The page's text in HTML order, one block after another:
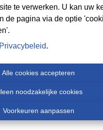
te verwerken. U kan uw
de pagina via de optie
Privacybeleid.
Alle cookies accepteren
noodzakelijke cookies
Voorkeuren aanpassen
Tel.: +32 86 218080
info@cosseimmo.be